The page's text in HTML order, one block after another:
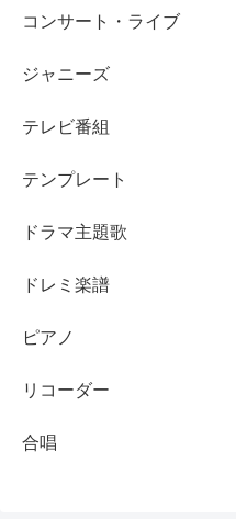
コンサート・ライブ
ジャニーズ
テレビ番組
テンプレート
ドラマ主題歌
ドレミ楽譜
ピアノ
リコーダー
合唱